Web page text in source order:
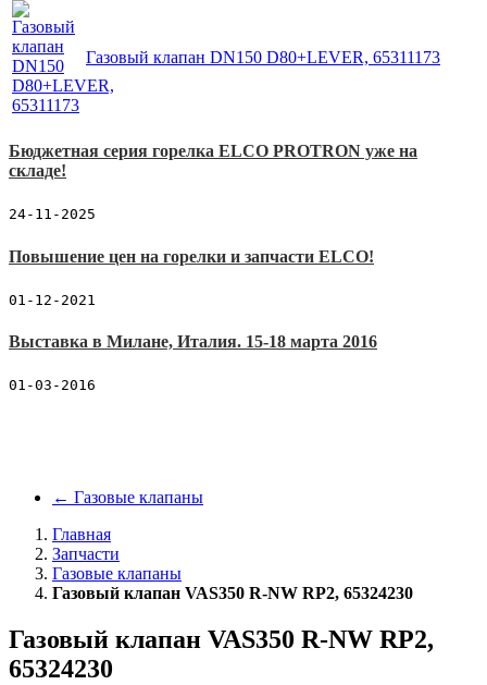
Газовый клапан DN150 D80+LEVER, 65311173
Бюджетная серия горелка ELCO PROTRON уже на
складе!
24-11-2025
Повышение цен на горелки и запчасти ELCO!
01-12-2021
Выставка в Милане, Италия. 15-18 марта 2016
01-03-2016
← Газовые клапаны
Главная
Запчасти
Газовые клапаны
Газовый клапан VAS350 R-NW RP2, 65324230
Газовый клапан VAS350 R-NW RP2,
65324230